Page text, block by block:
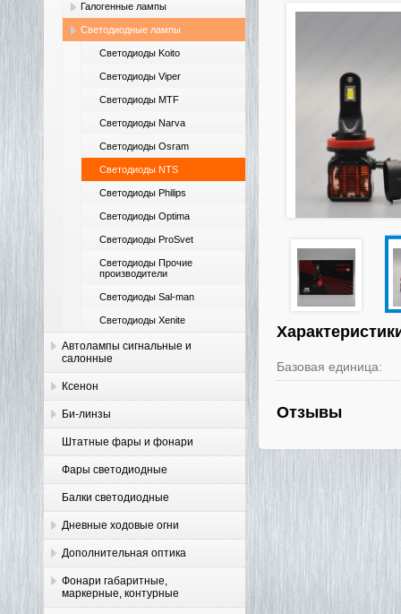
Галогенные лампы
Светодиодные лампы
Светодиоды Koito
Светодиоды Viper
Светодиоды MTF
Светодиоды Narva
Светодиоды Osram
Светодиоды NTS
Светодиоды Philips
Светодиоды Optima
Светодиоды ProSvet
Светодиоды Прочие
производители
Светодиоды Sal-man
Светодиоды Xenite
Автолампы сигнальные и
салонные
Ксенон
Би-линзы
Штатные фары и фонари
Фары светодиодные
Балки светодиодные
Дневные ходовые огни
Дополнительная оптика
Фонари габаритные,
маркерные, контурные
Базовая единица:
Отзывы